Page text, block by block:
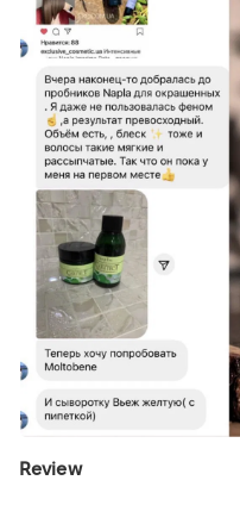
Review